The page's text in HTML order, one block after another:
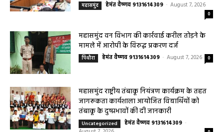
महासमुंद हेमंत वैष्णव 9131614309 - August 7, 2026
0
महासमुंद वन विभाग की कार्रवाई करील तोड़ने के
मामले में आरोपी के विरुद्ध प्रकरण दर्ज
पिथौरा हेमंत वैष्णव 9131614309 - August 7, 2026 0
महासमुंद राष्ट्रीय तंबाकू नियंत्रण कार्यक्रम के तहत
जागरूकता कार्यशाला आयोजित विद्यार्थियों को
तंबाकू के दुष्प्रभावों की दी जानकारी
Uncategorized हेमंत वैष्णव 9131614309 -